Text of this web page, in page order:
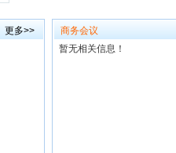
更多>>
商务会议
暂无相关信息！